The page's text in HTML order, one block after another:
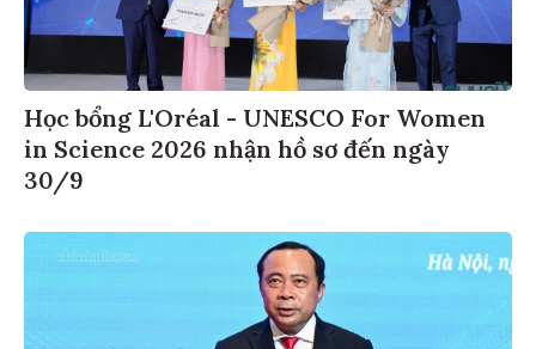
Học bổng L'Oréal - UNESCO For Women
in Science 2026 nhận hồ sơ đến ngày
30/9